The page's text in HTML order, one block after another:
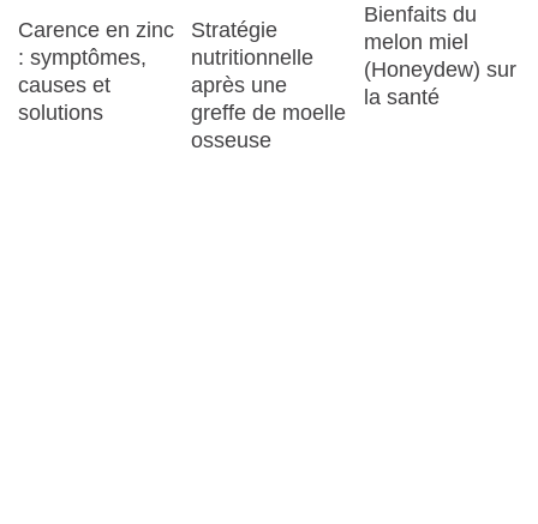
Carence en zinc
: symptômes,
causes et
solutions
Stratégie
nutritionnelle
après une
greffe de moelle
osseuse
Bienfaits du
melon miel
(Honeydew) sur
la santé